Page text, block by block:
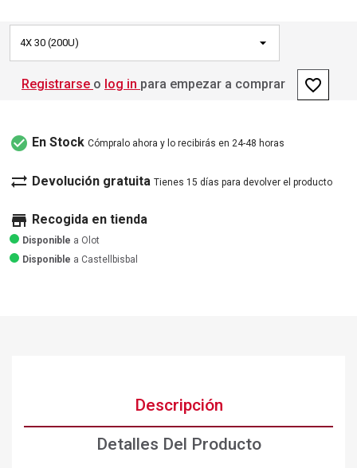
4X 30 (200U)
Registrarse o log in para empezar a comprar favorite_border
check_circle En Stock Cómpralo ahora y lo recibirás en 24-48 horas
sync_alt Devolución gratuita Tienes 15 días para devolver el producto
store Recogida en tienda
Disponible a Olot
Disponible a Castellbisbal
Descripción
Detalles Del Producto